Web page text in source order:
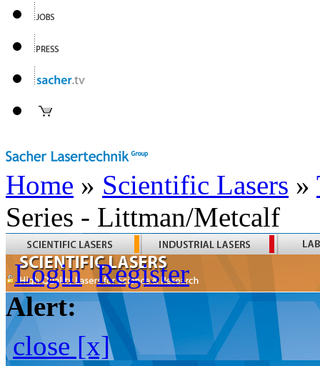
Home » Scientific Lasers »
Series - Littman/Metcalf
Login Register
Alert:
close [x]